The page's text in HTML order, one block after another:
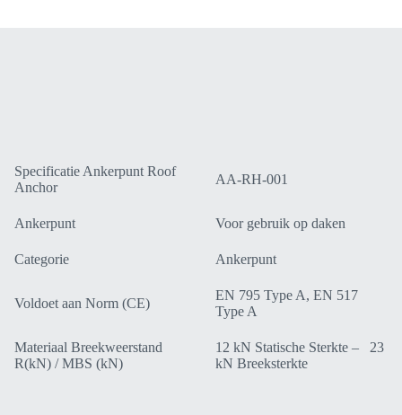
Specificatie Ankerpunt Roof
Anchor
AA-RH-001
Ankerpunt Voor gebruik op daken
Categorie Ankerpunt
Voldoet aan Norm (CE)
EN 795 Type A, EN 517
Type A
Materiaal Breekweerstand
R(kN) / MBS (kN)
12 kN Statische Sterkte – 23
kN Breeksterkte